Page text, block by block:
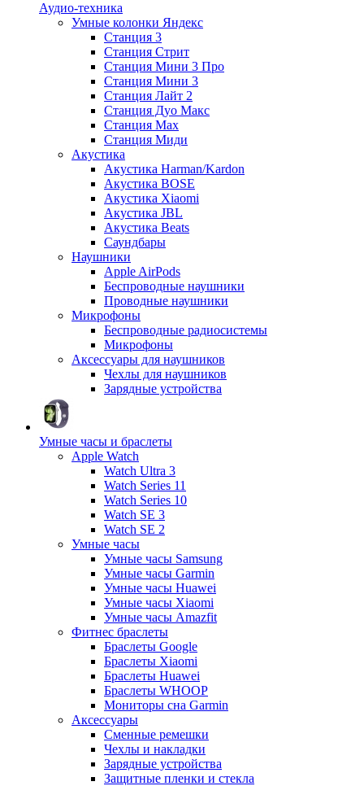
Аудио-техника
Умные колонки Яндекс
Станция 3
Станция Стрит
Станция Мини 3 Про
Станция Мини 3
Станция Лайт 2
Станция Дуо Макс
Станция Max
Станция Миди
Акустика
Акустика Harman/Kardon
Акустика BOSE
Акустика Xiaomi
Акустика JBL
Акустика Beats
Саундбары
Наушники
Apple AirPods
Беспроводные наушники
Проводные наушники
Микрофоны
Беспроводные радиосистемы
Микрофоны
Аксессуары для наушников
Чехлы для наушников
Зарядные устройства
Умные часы и браслеты
Apple Watch
Watch Ultra 3
Watch Series 11
Watch Series 10
Watch SE 3
Watch SE 2
Умные часы
Умные часы Samsung
Умные часы Garmin
Умные часы Huawei
Умные часы Xiaomi
Умные часы Amazfit
Фитнес браслеты
Браслеты Google
Браслеты Xiaomi
Браслеты Huawei
Браслеты WHOOP
Мониторы сна Garmin
Аксессуары
Сменные ремешки
Чехлы и накладки
Зарядные устройства
Защитные пленки и стекла